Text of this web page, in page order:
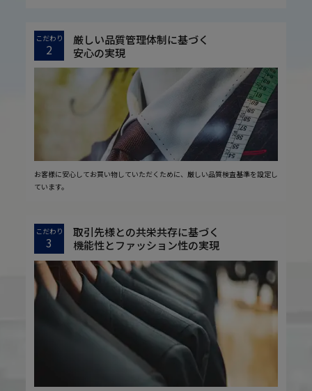
こだわり
2
厳しい品質管理体制に基づく
安心の実現
お客様に安心してお買い物していただくために、厳しい品質検査基準を設定し
ています。
こだわり
3
取引先様との共栄共存に基づく
機能性とファッション性の実現